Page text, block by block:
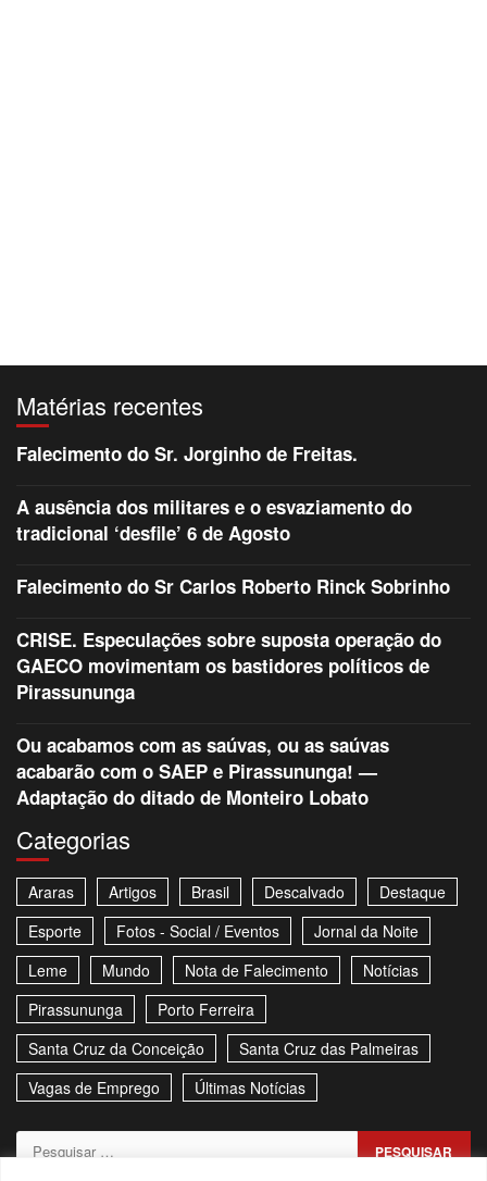
Matérias recentes
Falecimento do Sr. Jorginho de Freitas.
A ausência dos militares e o esvaziamento do
tradicional ‘desfile’ 6 de Agosto
Falecimento do Sr Carlos Roberto Rinck Sobrinho
CRISE. Especulações sobre suposta operação do
GAECO movimentam os bastidores políticos de
Pirassununga
Ou acabamos com as saúvas, ou as saúvas
acabarão com o SAEP e Pirassununga! —
Adaptação do ditado de Monteiro Lobato
Categorias
Araras Artigos Brasil Descalvado
Destaque
Esporte
Fotos - Social / Eventos
Jornal da Noite
Leme
Mundo Nota de Falecimento
Notícias
Pirassununga
Porto Ferreira
Santa Cruz da Conceição
Santa Cruz das Palmeiras
Vagas de Emprego
Últimas Notícias
Pesquisar